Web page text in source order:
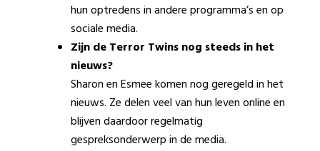
hun optredens in andere programma’s en op
sociale media.
Zijn de Terror Twins nog steeds in het
nieuws?
Sharon en Esmee komen nog geregeld in het
nieuws. Ze delen veel van hun leven online en
blijven daardoor regelmatig
gespreksonderwerp in de media.